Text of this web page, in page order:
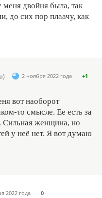
меня двойня была, так
до сих пор плаачу, как
2 ноября 2022 года +1
вот наоборот
то смысле. Ее есть за
Сильная женщина, но
у неё нет. Я вот думаю
2022 года 0